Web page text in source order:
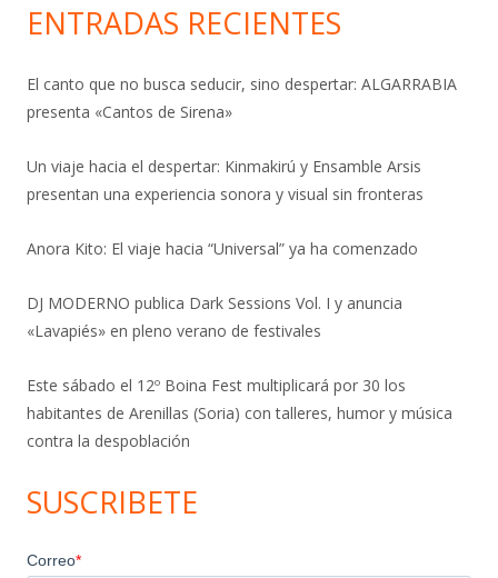
ENTRADAS RECIENTES
El canto que no busca seducir, sino despertar: ALGARRABIA
presenta «Cantos de Sirena»
Un viaje hacia el despertar: Kinmakirú y Ensamble Arsis
presentan una experiencia sonora y visual sin fronteras
Anora Kito: El viaje hacia “Universal” ya ha comenzado
DJ MODERNO publica Dark Sessions Vol. I y anuncia
«Lavapiés» en pleno verano de festivales
Este sábado el 12º Boina Fest multiplicará por 30 los
habitantes de Arenillas (Soria) con talleres, humor y música
contra la despoblación
SUSCRIBETE